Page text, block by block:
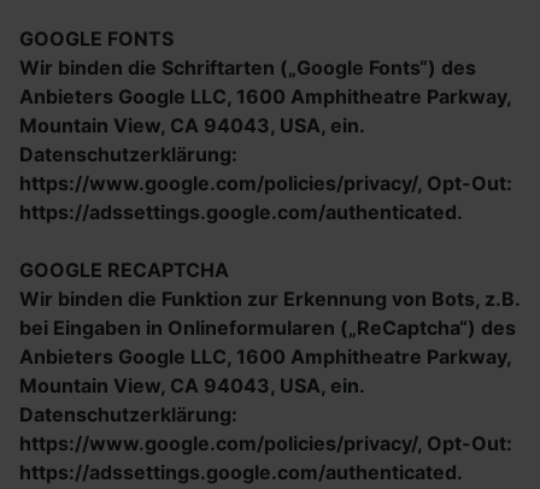
GOOGLE FONTS
Wir binden die Schriftarten („Google Fonts“) des
Anbieters Google LLC, 1600 Amphitheatre Parkway,
Mountain View, CA 94043, USA, ein.
Datenschutzerklärung:
https://www.google.com/policies/privacy/, Opt-Out:
https://adssettings.google.com/authenticated.
GOOGLE RECAPTCHA
Wir binden die Funktion zur Erkennung von Bots, z.B.
bei Eingaben in Onlineformularen („ReCaptcha“) des
Anbieters Google LLC, 1600 Amphitheatre Parkway,
Mountain View, CA 94043, USA, ein.
Datenschutzerklärung:
https://www.google.com/policies/privacy/, Opt-Out:
https://adssettings.google.com/authenticated.